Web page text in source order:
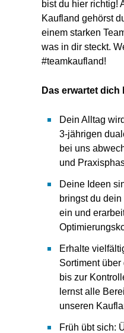
bist du hier richtig!
Kaufland gehörst
einem starken
was in dir steckt.
#teamkaufland!
Das erwartet dich
Dein Alltag
3-jährigen
bei uns
und
Deine Ideen
bringst du
ein und
Erhalte
Sortiment
bis zur
lernst alle
unseren
Früh übt sich: